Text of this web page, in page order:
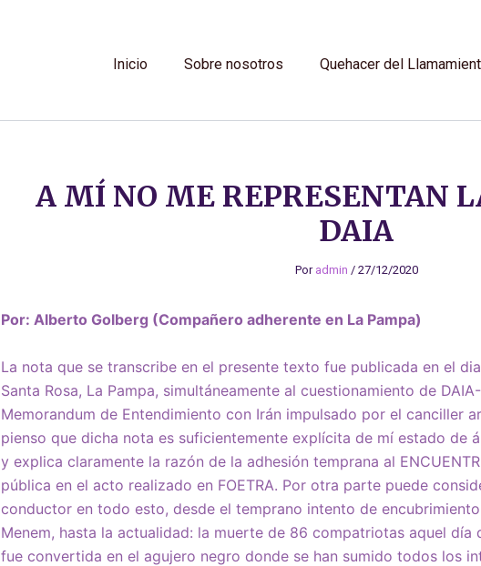
Inicio Sobre nosotros Quehacer del
A MÍ NO ME REPRESENTAN
DAIA
Por admin / 27/12/2020
Por: Alberto Golberg (Compañero adherente en La Pampa)
La nota que se transcribe en el presente texto fue publicada en el
Santa Rosa, La Pampa, simultáneamente al cuestionamiento de
Memorandum de Entendimiento con Irán impulsado por el canciller
pienso que dicha nota es suficientemente explícita de mí estado de
y explica claramente la razón de la adhesión temprana al
pública en el acto realizado en FOETRA. Por otra parte puede
conductor en todo esto, desde el temprano intento de
Menem, hasta la actualidad: la muerte de 86 compatriotas aquel día
fue convertida en el agujero negro donde se han sumido todos los